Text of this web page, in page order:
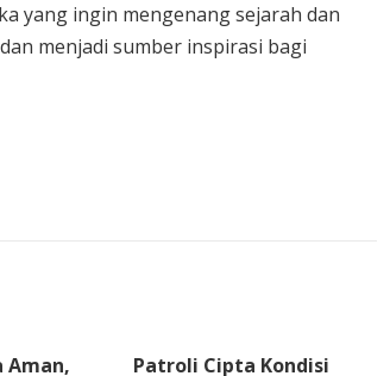
yang ingin mengenang sejarah dan
menjadi sumber inspirasi bagi
Aman,
Patroli Cipta Kondisi